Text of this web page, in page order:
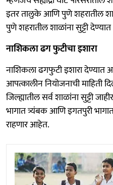
इतर तालुके आणि पुणे शहरातील
पुणे शहरातील शाळांना सुट्टी
नाशिकला ढग फुटीचा इशारा
नाशिकला ढगफुटी इशारा देण्यात
आपत्कालीन नियोजनाची माहिती
जिल्ह्यातील सर्व शाळांना सुट्टी
भागात त्र्यंबक आणि इगतपुरी
राहणार आहेत.